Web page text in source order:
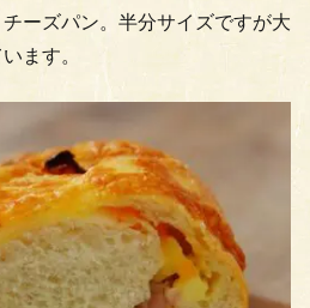
ーズパン。半分サイズですが大
ます。